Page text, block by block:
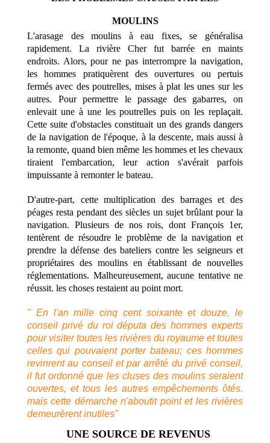
MOULINS
L'arasage des moulins à eau fixes, se généralisa
rapidement. La rivière Cher fut barrée en maints
endroits. Alors, pour ne pas interrompre la navigation,
les hommes pratiquèrent des ouvertures ou pertuis
fermés avec des poutrelles, mises à plat les unes sur les
autres. Pour permettre le passage des gabarres, on
enlevait une à une les poutrelles puis on les replaçait.
Cette suite d'obstacles constituait un des grands dangers
de la navigation de l'époque, à la descente, mais aussi à
la remonte, quand bien même les hommes et les chevaux
tiraient l'embarcation, leur action s'avérait parfois
impuissante à remonter le bateau.
D'autre-part, cette multiplication des barrages et des
péages resta pendant des siècles un sujet brûlant pour la
navigation. Plusieurs de nos rois, dont François 1er,
tentèrent de résoudre le problème de la navigation et
prendre la défense des bateliers contre les seigneurs et
propriétaires des moulins en établissant de nouvelles
réglementations. Malheureusement, aucune tentative ne
réussit. les choses restaient au point mort.
" En l'an mille cinq cent soixante et douze, le
conseil privé du roi députa des hommes experts
pour visiter toutes les rivières du royaume et toutes
celles qui pouvaient porter bateau; ces hommes
revinrent au conseil et par arrêté du privé conseil,
il fut ordonné que les cluses des moulins seraient
ouvertes, et tous les autres empêchements ôtés.
mais cette démarche n'aboutit point et les rivières
demeurèrent inutiles"
UNE SOURCE DE REVENUS